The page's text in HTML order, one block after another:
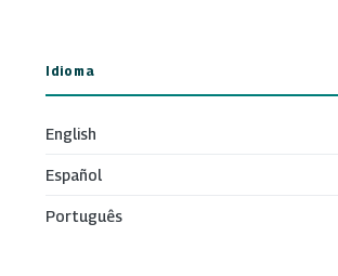
Idioma
English
Español
Português